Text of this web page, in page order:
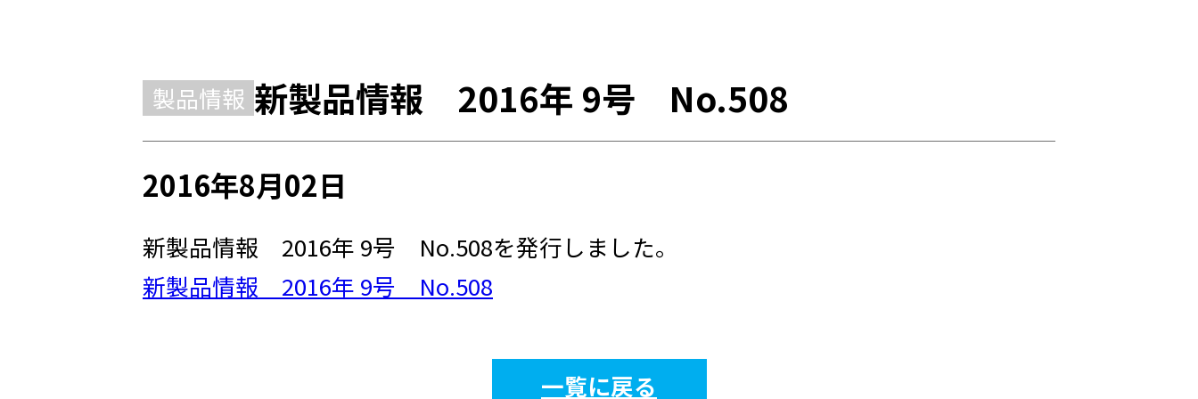
製品情報 新製品情報 2016年 9号 No.508
2016年8月02日
新製品情報 2016年 9号 No.508を発行しました。
新製品情報 2016年 9号 No.508
一覧に戻る